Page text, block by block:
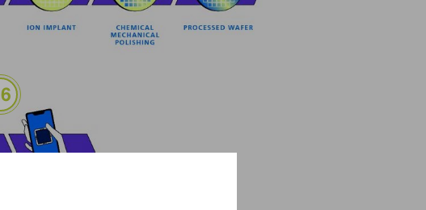
레이저 패널 분리(Laser Depanneling)